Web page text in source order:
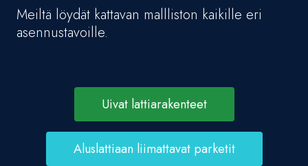
Meiltä löydät kattavan mallliston kaikille eri
asennustavoille.
Uivat lattiarakenteet
Aluslattiaan liimattavat parketit